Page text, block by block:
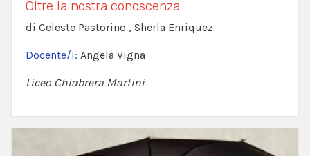
Oltre la nostra conoscenza
di Celeste Pastorino , Sherla Enriquez
Docente/i: Angela Vigna
Liceo Chiabrera Martini